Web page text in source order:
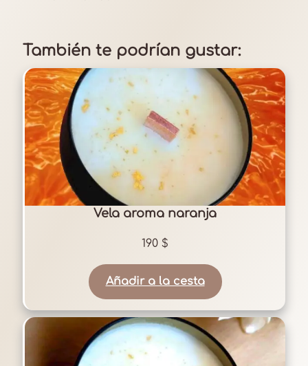
También te podrían gustar:
Vela aroma naranja
190 $
Añadir a la cesta